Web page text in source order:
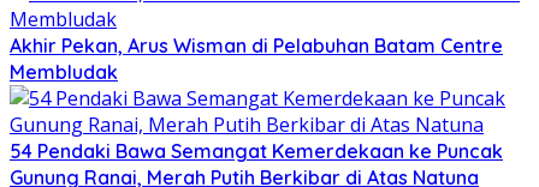
Akhir Pekan, Arus Wisman di Pelabuhan Batam Centre
Membludak
54 Pendaki Bawa Semangat Kemerdekaan ke Puncak
Gunung Ranai, Merah Putih Berkibar di Atas Natuna